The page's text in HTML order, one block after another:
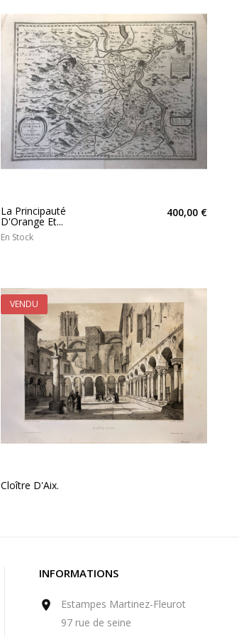
La Principauté
D'Orange Et...
400,00 €
En Stock
Cloître D'Aix.
VENDU
INFORMATIONS

Estampes Martinez-Fleurot
97 rue de seine